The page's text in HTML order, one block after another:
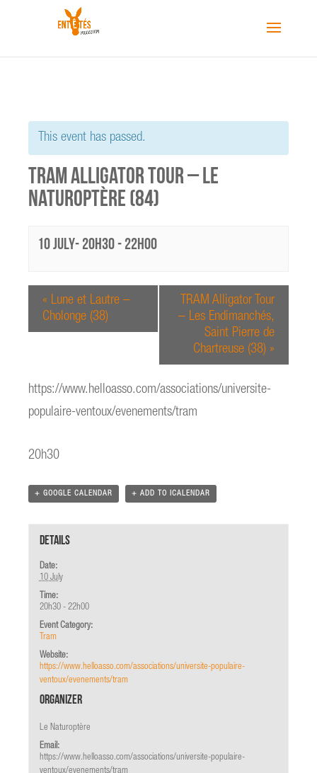
This event has passed.
TRAM Alligator Tour – Le
Naturoptère (84)
10 July- 20h30- 22h00
« Lune et Lautre –
Cholonge (38)
TRAM Alligator Tour
– Les Endimanchés,
Saint Pierre de
Chartreuse (38) »
https://www.helloasso.com/associations/universite-
populaire-ventoux/evenements/tram
20h30
+ GOOGLE CALENDAR + ADD TO ICALENDAR
Details
Date:
10 July
Time:
20h30 - 22h00
Event Category:
Tram
Website:
https://www.helloasso.com/associations/universite-populaire-
ventoux/evenements/tram
Organizer
Le Naturoptère
Email:
https://www.helloasso.com/associations/universite-populaire-
ventoux/evenements/tram